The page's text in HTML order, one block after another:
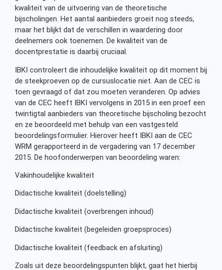
kwaliteit van de uitvoering van de theoretische
bijscholingen. Het aantal aanbieders groeit nog steeds,
maar het blijkt dat de verschillen in waardering door
deelnemers ook toenemen. De kwaliteit van de
docentprestatie is daarbij cruciaal.
IBKI controleert die inhoudelijke kwaliteit op dit moment bij
de steekproeven op de cursuslocatie niet. Aan de CEC is
toen gevraagd of dat zou moeten veranderen. Op advies
van de CEC heeft IBKI vervolgens in 2015 in een proef een
twintigtal aanbieders van theoretische bijscholing bezocht
en ze beoordeeld met behulp van een vastgesteld
beoordelingsformulier. Hierover heeft IBKI aan de CEC
WRM gerapporteerd in de vergadering van 17 december
2015. De hoofonderwerpen van beoordeling waren:
Vakinhoudelijke kwaliteit
Didactische kwaliteit (doelstelling)
Didactische kwaliteit (overbrengen inhoud)
Didactische kwaliteit (begeleiden groepsproces)
Didactische kwaliteit (feedback en afsluiting)
Zoals uit deze beoordelingspunten blijkt, gaat het hierbij